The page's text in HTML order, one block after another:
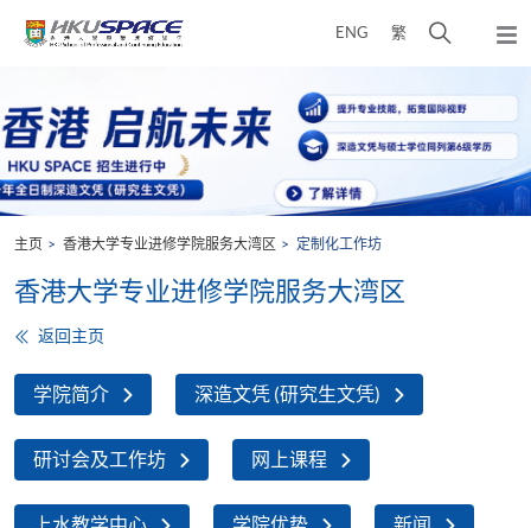
ENG 繁
开
搜
寻
介
面
弹
出
单
start
主页 香港大学专业进修学院服务大湾区 定制化工作坊
香港大学专业进修学院服务大湾区
返回主页
学院简介 深造文凭 (研究生文凭)
研讨会及工作坊 网上课程